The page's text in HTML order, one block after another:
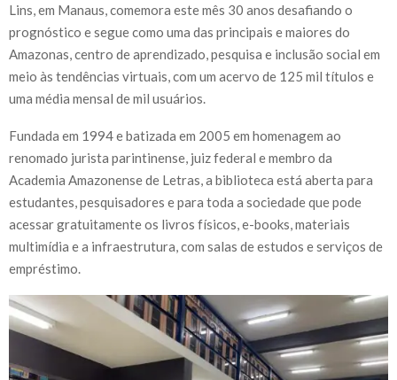
Lins, em Manaus, comemora este mês 30 anos desafiando o
prognóstico e segue como uma das principais e maiores do
Amazonas, centro de aprendizado, pesquisa e inclusão social em
meio às tendências virtuais, com um acervo de 125 mil títulos e
uma média mensal de mil usuários.
Fundada em 1994 e batizada em 2005 em homenagem ao
renomado jurista parintinense, juiz federal e membro da
Academia Amazonense de Letras, a biblioteca está aberta para
estudantes, pesquisadores e para toda a sociedade que pode
acessar gratuitamente os livros físicos, e-books, materiais
multimídia e a infraestrutura, com salas de estudos e serviços de
empréstimo.